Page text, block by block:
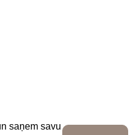
saņem savu